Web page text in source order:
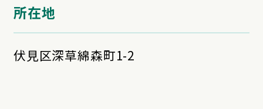
所在地
伏見区深草綿森町1-2